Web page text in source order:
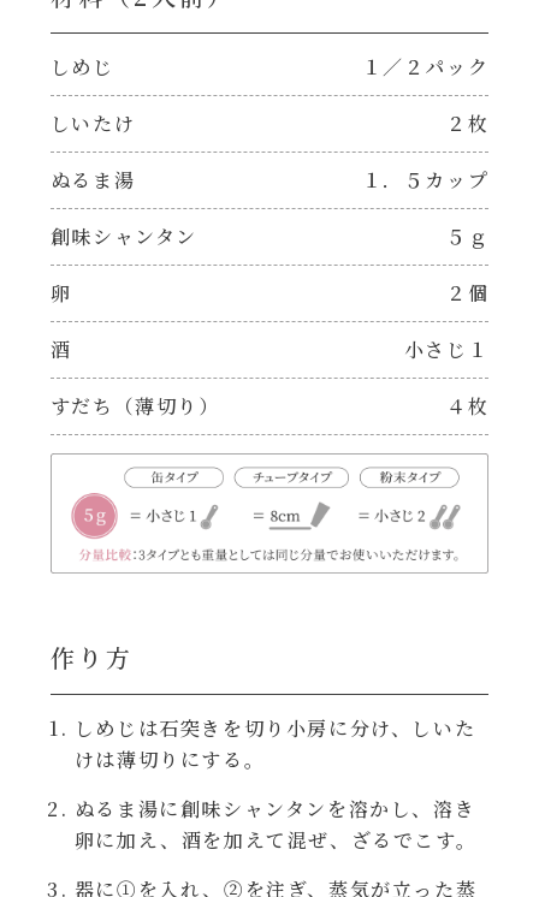
パウチのまんまシリーズ
だしまろ麺
シャンタン鍋
おもてなし
炊飯器
ホットプレート
レンジ調理
節分
ひなまつり
こどもの日
焼肉のたれ 二代目
やみつききゃべつの塩たれ
だしまろ酢
ハコネーゼ ボロネーゼ
ハコネーゼ ポルチーニ
ハコネーゼ カルボナーラ
ハコネーゼ イカスミ
ハコネーゼ ボンゴレ
ハコネーゼ クリーミーボロネーゼ
しめじ １／２パック
しいたけ ２枚
ぬるま湯 １．５カップ
創味シャンタン ５ｇ
卵 ２個
酒 小さじ１
すだち（薄切り） ４枚
作り方
しめじは石突きを切り小房に分け、しいた
けは薄切りにする。
ぬるま湯に創味シャンタンを溶かし、溶き
卵に加え、酒を加えて混ぜ、ざるでこす。
器に①を入れ、②を注ぎ、蒸気が立った蒸